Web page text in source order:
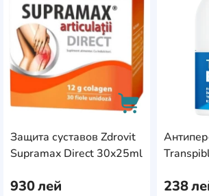
Защита суставов Zdrovit
Supramax Direct 30x25ml
930лей
AddCardToCart
238